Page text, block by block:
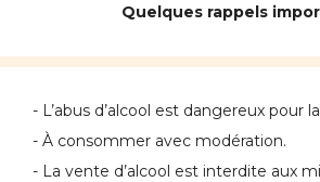
Quelques rappels
- L’abus d’alcool est dangereux pour
- À consommer avec modération.
- La vente d’alcool est interdite aux